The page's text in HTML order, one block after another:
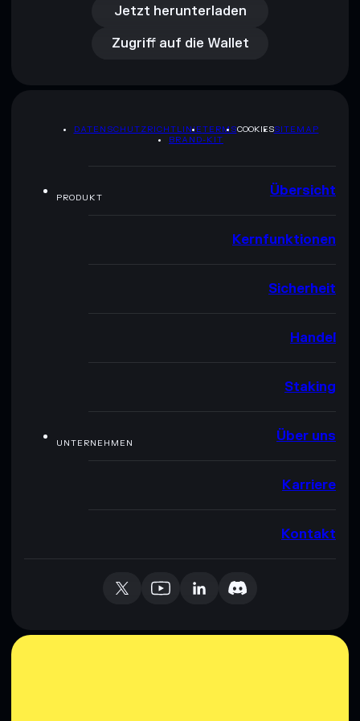
Jetzt herunterladen
Zugriff auf die Wallet
Zugriff auf die Wallet
DATENSCHUTZRICHTLINIETERMSCOOKIESSITEMAP
BRAND-KIT
PRODUKT Übersicht
Kernfunktionen
Sicherheit
Handel
Staking
UNTERNEHMEN Über uns
Karriere
Kontakt